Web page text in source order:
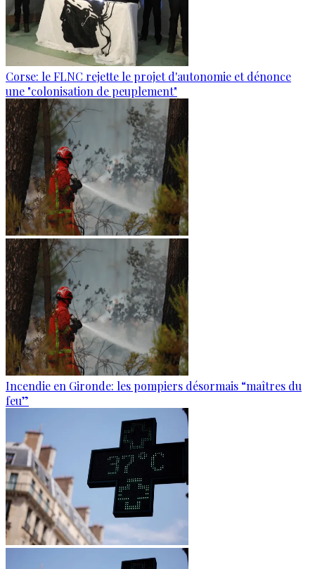
Corse: le FLNC rejette le projet d'autonomie et dénonce
une "colonisation de peuplement"
Incendie en Gironde: les pompiers désormais “maîtres du
feu”